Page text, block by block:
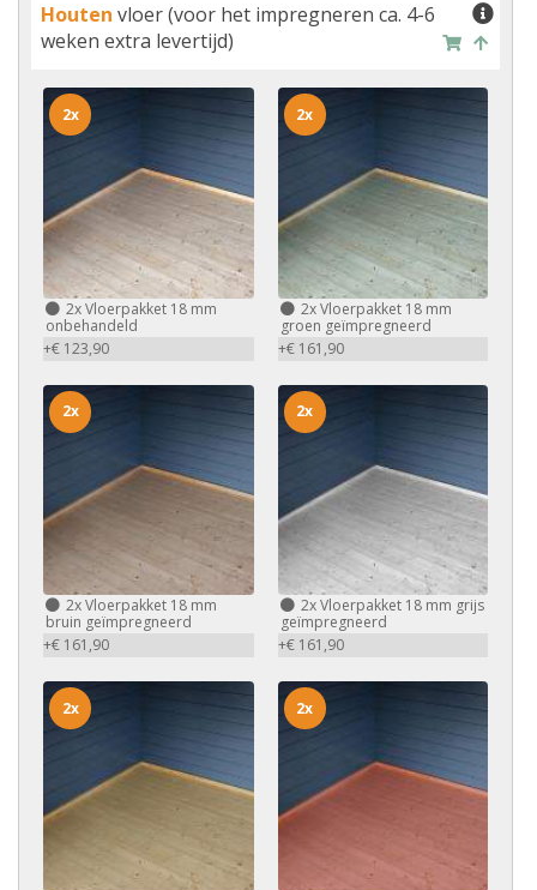
Houten vloer (voor het impregneren ca. 4-6
weken extra levertijd)
2xVloerpakket 18 mm
onbehandeld
+€ 123,90
2x
2xVloerpakket 18 mm
groen geïmpregneerd
+€ 161,90
2x
2xVloerpakket 18 mm
bruin geïmpregneerd
+€ 161,90
2x
2xVloerpakket 18 mm grijs
geïmpregneerd
+€ 161,90
2x
2x 2x